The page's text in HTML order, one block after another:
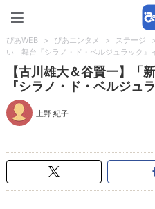
ぴあWEB > ぴあエンタメ > ステージ >
い」舞台『シラノ・ド・ベルジュラック』
【古川雄大＆谷賢一】「
『シラノ・ド・ベルジュ
上野 紀子